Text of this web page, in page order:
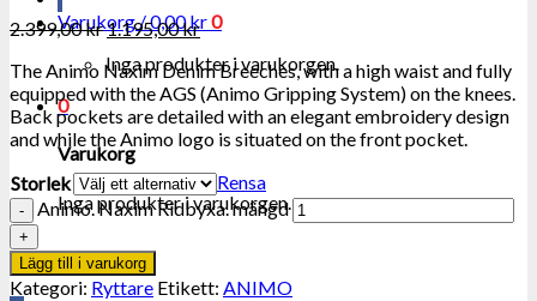
Varukorg /0,00kr0
Inga produkter i varukorgen.
0
Varukorg
Inga produkter i varukorgen.
2.399,00kr1.195,00kr
The Animo Naxim Denim Breeches, with a high waist and fully
equipped with the AGS (Animo Gripping System) on the knees.
Back pockets are detailed with an elegant embroidery design
and while the Animo logo is situated on the front pocket.
Storlek
Rensa
Animo. Naxim Ridbyxa. mängd
Lägg till i varukorg
Kategori: Ryttare Etikett: ANIMO